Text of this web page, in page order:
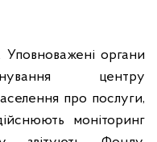
Уповноважені органи
центру
про послуги,
моніторинг